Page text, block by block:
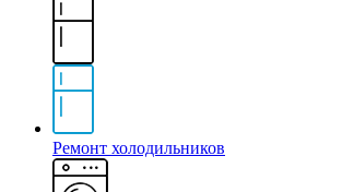
Ремонт холодильников